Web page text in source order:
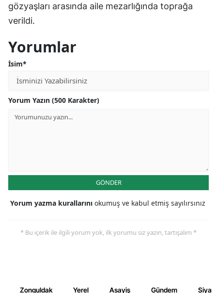
gözyaşları arasında aile mezarlığında toprağa
verildi.
Yorumlar
İsim*
Yorum Yazın (500 Karakter)
GÖNDER
Yorum yazma kurallarını okumuş ve kabul etmiş sayılırsınız
* Bu içerik ile ilgili yorum yok, ilk yorumu siz yazın, tartışalım *
Zonguldak Yerel Asayiş Gündem